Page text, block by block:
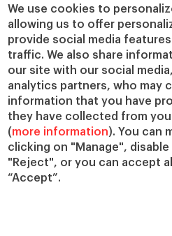
We use cookies to
allowing us to offer
provide social media
traffic. We also share
our site with our social
analytics partners, who may
information that you have
they have collected from
(more information). You can
clicking on "Manage",
"Reject", or you can accept
“Accept”.
Cátedras
IESE Insight
IESE Publishing